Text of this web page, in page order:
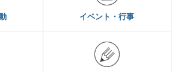
イベント・行事